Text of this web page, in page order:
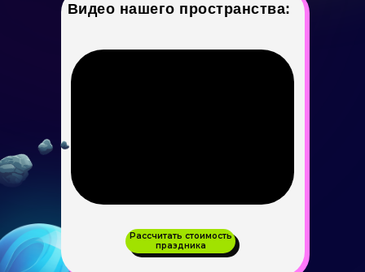
Видео нашего пространства:
Рассчитать стоимость
праздника
Пройдите опрос за 30 секунд и мы рассчитаем
30 человек
Листайте влево и вправо, чтобы увидеть больше